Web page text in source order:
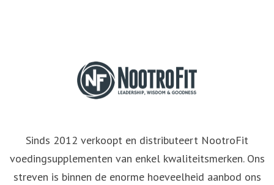
Sinds 2012 verkoopt en distributeert NootroFit
voedingsupplementen van enkel kwaliteitsmerken. Ons
streven is binnen de enorme hoeveelheid aanbod ons